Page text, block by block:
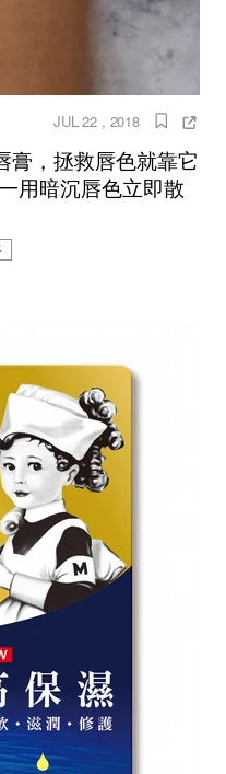
JUL 22 , 2018
膏，拯救唇色就靠它
用暗沉唇色立即散